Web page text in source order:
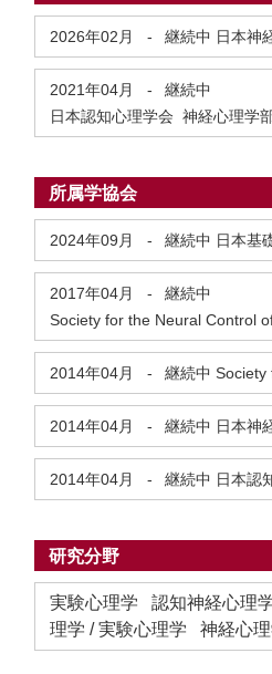
2026年02月 - 継続中 日本神
2021年04月 -
継続中
日本認知心理学会 神経心理学
所属学協会
2024年09月 - 継続中 日本基
2017年04月 -
継続中
Society for the Neural Control
2014年04月 - 継続中 Society
2014年04月 - 継続中 日本神
2014年04月 - 継続中 日本認
研究分野
実験心理学 認知神経心理
理学 / 実験心理学 神経心